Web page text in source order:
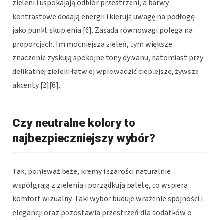
zieleni i uspokajają odbiór przestrzeni, a barwy
kontrastowe dodają energii i kierują uwagę na podłogę
jako punkt skupienia [6]. Zasada równowagi polega na
proporcjach. Im mocniejsza zieleń, tym większe
znaczenie zyskują spokojne tony dywanu, natomiast przy
delikatnej zieleni łatwiej wprowadzić cieplejsze, żywsze
akcenty [2][6].
Czy neutralne kolory to
najbezpieczniejszy wybór?
Tak, ponieważ beże, kremy i szarości naturalnie
współgrają z zielenią i porządkują paletę, co wspiera
komfort wizualny. Taki wybór buduje wrażenie spójności i
elegancji oraz pozostawia przestrzeń dla dodatków o